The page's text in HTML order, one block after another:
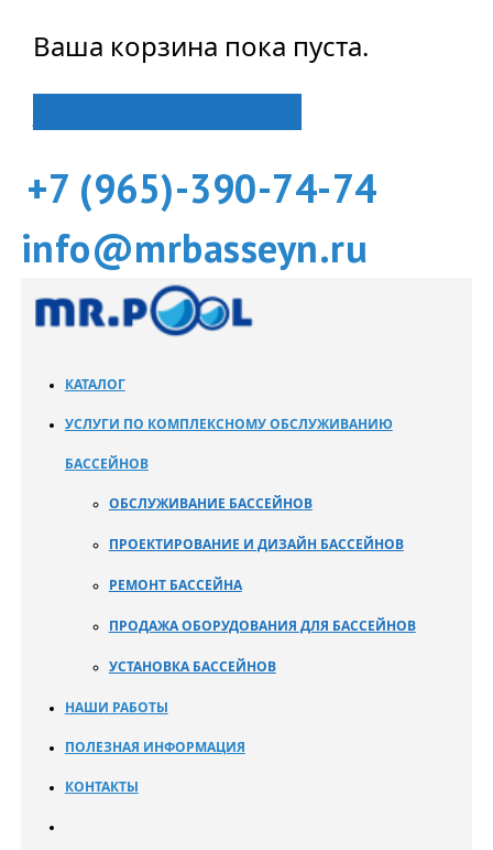
Ваша корзина пока пуста.
+7 (965)-390-74-74
info@mrbasseyn.ru
КАТАЛОГ
УСЛУГИ ПО КОМПЛЕКСНОМУ ОБСЛУЖИВАНИЮ
БАССЕЙНОВ
ОБСЛУЖИВАНИЕ БАССЕЙНОВ
ПРОЕКТИРОВАНИЕ И ДИЗАЙН БАССЕЙНОВ
РЕМОНТ БАССЕЙНА
ПРОДАЖА ОБОРУДОВАНИЯ ДЛЯ БАССЕЙНОВ
УСТАНОВКА БАССЕЙНОВ
НАШИ РАБОТЫ
ПОЛЕЗНАЯ ИНФОРМАЦИЯ
КОНТАКТЫ